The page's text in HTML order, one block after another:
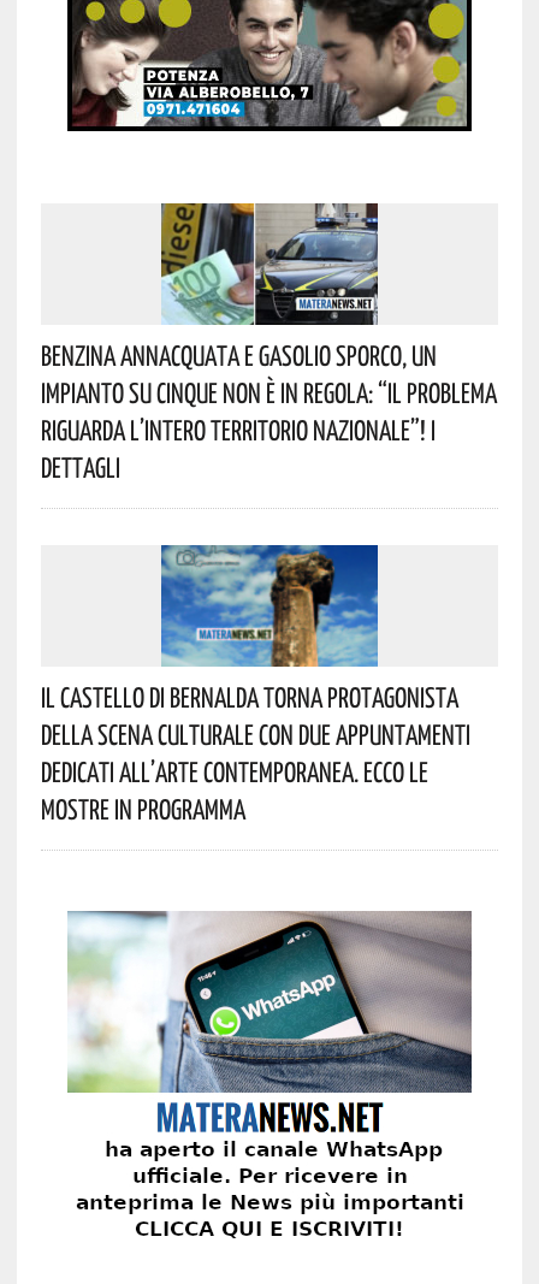
Benzina Annacquata E Gasolio Sporco, Un
Impianto Su Cinque Non È In Regola: “il Problema
Riguarda L’intero Territorio Nazionale”! I
Dettagli
Il Castello Di Bernalda Torna Protagonista
Della Scena Culturale Con Due Appuntamenti
Dedicati All’arte Contemporanea. Ecco Le
Mostre In Programma